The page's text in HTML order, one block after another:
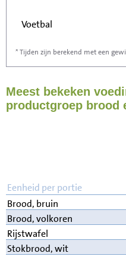
Voetbal
Stofzuigen
Strijken
* Tijden zijn berekend met een
Meest bekeken
productgroep brood
Eenheid per portie
Brood, bruin
Brood, volkoren
Rijstwafel
Stokbrood, wit